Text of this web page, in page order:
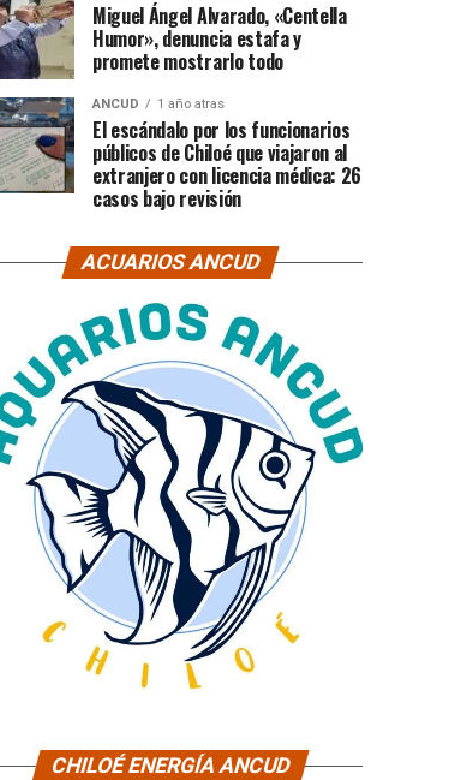
Miguel Ángel Alvarado, «Centella
Humor», denuncia estafa y
promete mostrarlo todo
ANCUD 1 año atras
El escándalo por los funcionarios
públicos de Chiloé que viajaron al
extranjero con licencia médica: 26
casos bajo revisión
ACUARIOS ANCUD
CHILOÉ ENERGÍA ANCUD